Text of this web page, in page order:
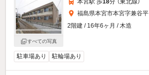
すべての写真
本宮駅 歩18分 （東北線）
福島県本宮市本宮字兼谷平
2階建 / 16年6ヶ月 / 木造
駐車場あり 駐輪場あり